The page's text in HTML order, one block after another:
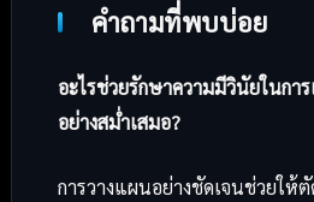
คำถามที่พบบ่อย
อะไรช่วยรักษาความมีวินัยในก
อย่างสม่ำเสมอ?
การวางแผนอย่างชัดเจนช่วยให้